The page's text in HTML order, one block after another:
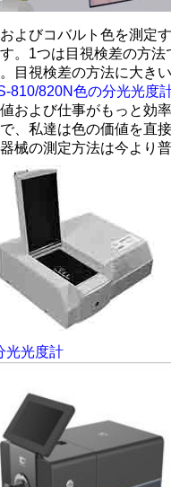
よびコバルト色を測定
。1つは目視検差の方法
目視検差の方法に大き
810/820N色の分光光度
および仕事がもっと効
、私達は色の価値を直
械の測定方法は今より
光光度計